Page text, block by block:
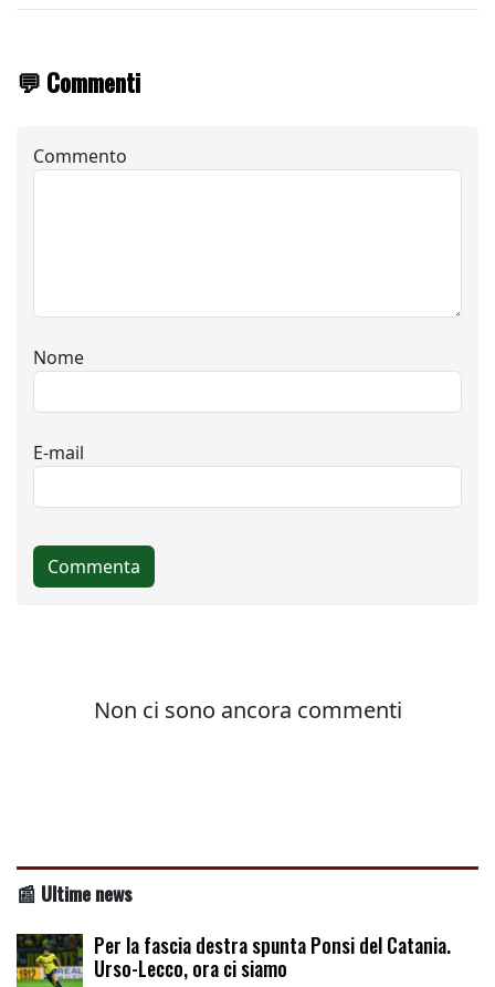
💬 Commenti
📰 Ultime news
Per la fascia destra spunta Ponsi del Catania.
Urso-Lecco, ora ci siamo